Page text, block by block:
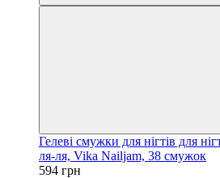
Гелеві смужки для нігтів для
ля-ля, Vika Nailjam, 38 смужок
594 грн